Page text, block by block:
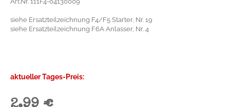
siehe Ersatzteilzeichnung F4/F5 Starter, Nr. 19
siehe Ersatzteilzeichnung F6A Anlasser, Nr. 4
aktueller Tages-Preis: